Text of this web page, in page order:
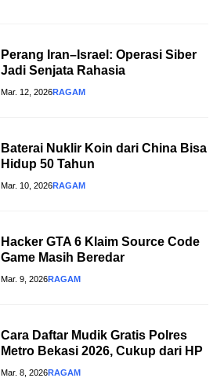
Perang Iran–Israel: Operasi Siber
Jadi Senjata Rahasia
Mar. 12, 2026RAGAM
Baterai Nuklir Koin dari China Bisa
Hidup 50 Tahun
Mar. 10, 2026RAGAM
Hacker GTA 6 Klaim Source Code
Game Masih Beredar
Mar. 9, 2026RAGAM
Cara Daftar Mudik Gratis Polres
Metro Bekasi 2026, Cukup dari HP
Mar. 8, 2026RAGAM